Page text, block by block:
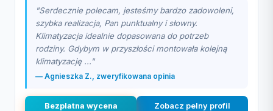
"Serdecznie polecam, jesteśmy bardzo zadowoleni,
szybka realizacja, Pan punktualny i słowny.
Klimatyzacja idealnie dopasowana do potrzeb
rodziny. Gdybym w przyszłości montowała kolejną
klimatyzację ..."
— Agnieszka Z., zweryfikowana opinia
Bezplatna wycena Zobacz pelny profil